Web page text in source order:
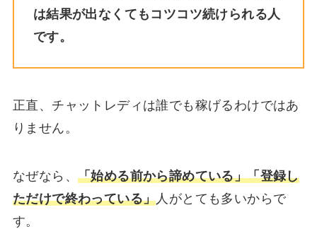
は結果が出なくてもコツコツ続けられる人
です。
正直、チャットレディは誰でも稼げるわけではあ
りません。
なぜなら、 「始める前から諦めている」「登録し
ただけで終わっている」 人がとても多いからで
す。